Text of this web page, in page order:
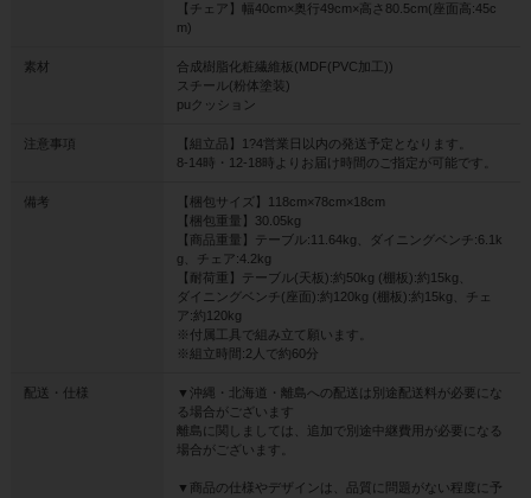
【チェア】幅40cm×奥行49cm×高さ80.5cm(座面高:45c
m)
素材
合成樹脂化粧繊維板(MDF(PVC加工))
スチール(粉体塗装)
puクッション
注意事項
【組立品】1?4営業日以内の発送予定となります。
8-14時・12-18時よりお届け時間のご指定が可能です。
備考
【梱包サイズ】118cm×78cm×18cm
【梱包重量】30.05kg
【商品重量】テーブル:11.64kg、ダイニングベンチ:6.1k
g、チェア:4.2kg
【耐荷重】テーブル(天板):約50kg (棚板):約15kg、
ダイニングベンチ(座面):約120kg (棚板):約15kg、チェ
ア:約120kg
※付属工具で組み立て願います。
※組立時間:2人で約60分
配送・仕様
▼沖縄・北海道・離島への配送は別途配送料が必要にな
る場合がございます
離島に関しましては、追加で別途中継費用が必要になる
場合がございます。
▼商品の仕様やデザインは、品質に問題がない程度に予